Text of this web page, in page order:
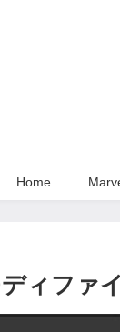
Home
ィファ